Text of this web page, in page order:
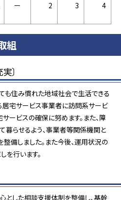
ー 2 3 4
組
〕
も住み慣れた地域社会で生活できる
居宅サービス事業者に訪問系サービ
ービスの確保に努めます。また、障
暮らせるよう、事業者等関係機関と
備しました。また今後、運用状況の
を行います。
とした相談支援体制を整備し、基幹